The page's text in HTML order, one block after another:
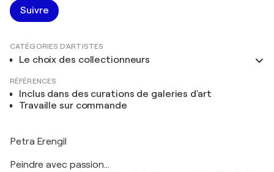
Suivre
CATÉGORIES D'ARTISTES
Le choix des collectionneurs
RÉFÉRENCES
Inclus dans des curations de galeries d'art
Travaille sur commande
Petra Erengil
Peindre avec passion...